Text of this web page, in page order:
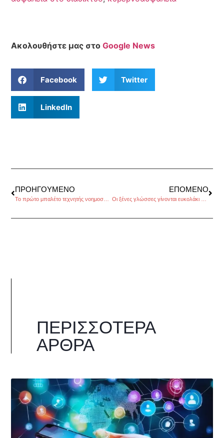
Ακολουθήστε μας στοGoogle News
Facebook Twitter
LinkedIn
ΠΡΟΗΓΟΎΜΕΝΟ ΕΠΌΜΕΝΟ
ΠΕΡΙΣΣΌΤΕΡΑ
ΆΡΘΡΑ